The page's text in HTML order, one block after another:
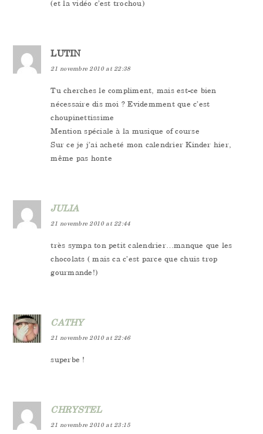
(et la vidéo c’est trochou)
LUTIN
21 novembre 2010 at 22:38
Tu cherches le compliment, mais est-ce bien
nécessaire dis moi ? Evidemment que c’est
choupinettissime
Mention spéciale à la musique of course
Sur ce je j’ai acheté mon calendrier Kinder hier,
même pas honte
JULIA
21 novembre 2010 at 22:44
très sympa ton petit calendrier…manque que les
chocolats ( mais ca c’est parce que chuis trop
gourmande!)
CATHY
21 novembre 2010 at 22:46
superbe !
CHRYSTEL
21 novembre 2010 at 23:15